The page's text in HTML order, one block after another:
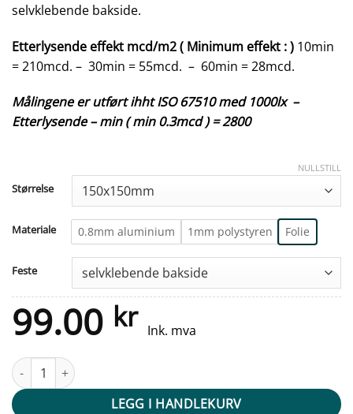
selvklebende bakside.
Etterlysende effekt mcd/m2 ( Minimum effekt : ) 10min
= 210mcd. – 30min = 55mcd. – 60min = 28mcd.
Målingene er utført ihht ISO 67510 med 1000lx –
Etterlysende – min ( min 0.3mcd ) = 2800
Størrelse
Materiale 0.8mm aluminium 1mm polystyren Folie
Feste
NULLSTILL
99.00 kr Ink. mva
Etterlysende nødutgang etasjeskilt - for etasje -3 antall
LEGG I HANDLEKURV